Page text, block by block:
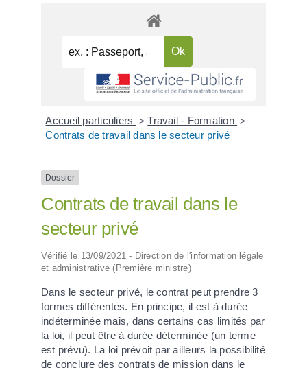
Accueil particuliers > Travail - Formation >
Contrats de travail dans le secteur privé
Dossier
Contrats de travail dans le
secteur privé
Vérifié le 13/09/2021 - Direction de l'information légale
et administrative (Première ministre)
Dans le secteur privé, le contrat peut prendre 3
formes différentes. En principe, il est à durée
indéterminée mais, dans certains cas limités par
la loi, il peut être à durée déterminée (un terme
est prévu). La loi prévoit par ailleurs la possibilité
de conclure des contrats de mission dans le